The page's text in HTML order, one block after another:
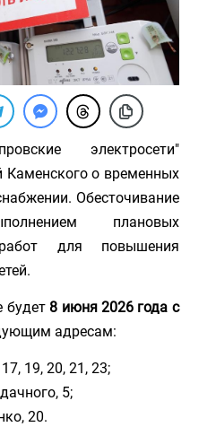
электросети"
Каменского о временных
Обесточивание
плановых
работ для повышения
будет8 июня 2026 года с
адресам:
19, 20, 21, 23;
5;
20.